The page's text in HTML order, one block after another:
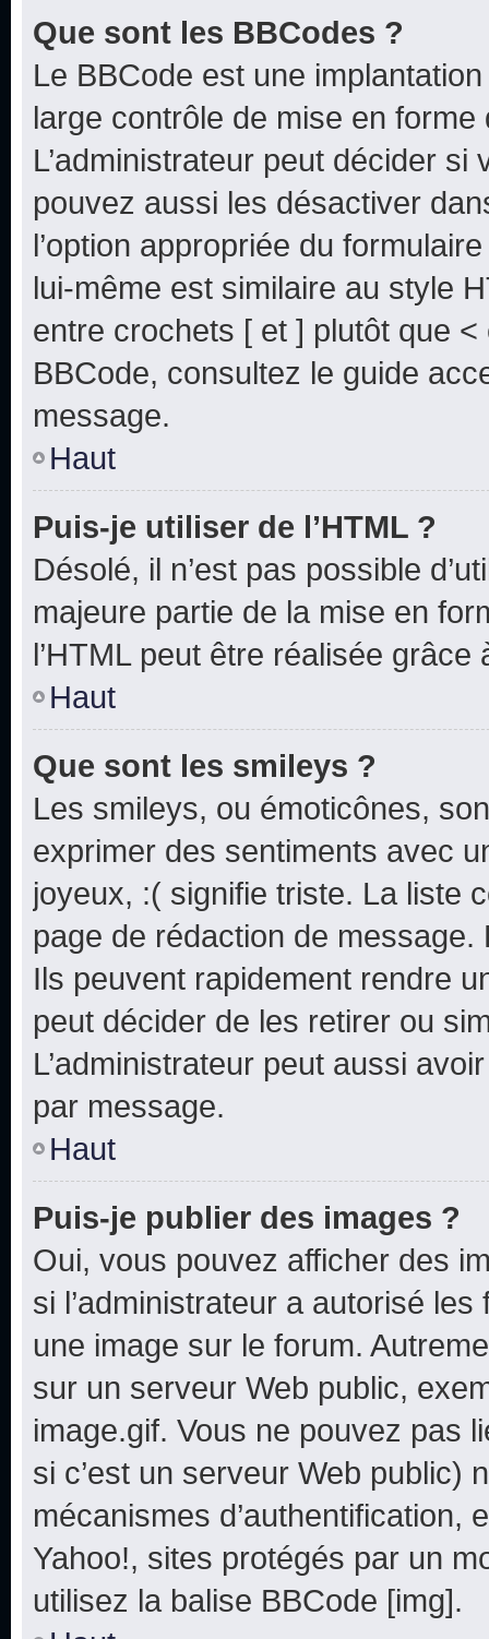
Que sont les BBCodes ?
Le BBCode est une
large contrôle de mise en forme
L’administrateur peut décider
pouvez aussi les désactiver
l’option appropriée du
lui-même est similaire au style
entre crochets [ et ] plutôt que
BBCode, consultez le guide
message.
Haut
Puis-je utiliser de l’HTML ?
Désolé, il n’est pas possible
majeure partie de la mise en
l’HTML peut être réalisée grâce
Haut
Que sont les smileys ?
Les smileys, ou émoticônes,
exprimer des sentiments avec
joyeux, :( signifie triste. La liste
page de rédaction de
Ils peuvent rapidement rendre
peut décider de les retirer ou
L’administrateur peut aussi
par message.
Haut
Puis-je publier des images ?
Oui, vous pouvez afficher des
si l’administrateur a autorisé
une image sur le forum.
sur un serveur Web public,
image.gif. Vous ne pouvez pas
si c’est un serveur Web public)
mécanismes d’authentification,
Yahoo!, sites protégés par un
utilisez la balise BBCode [img].